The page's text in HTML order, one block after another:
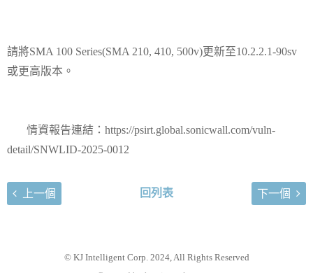
請將SMA 100 Series(SMA 210, 410, 500v)更新至10.2.2.1-90sv
或更高版本。
情資報告連結：https://psirt.global.sonicwall.com/vuln-
detail/SNWLID-2025-0012
上一個 回列表 下一個
© KJ Intelligent Corp. 2024, All Rights Reserved